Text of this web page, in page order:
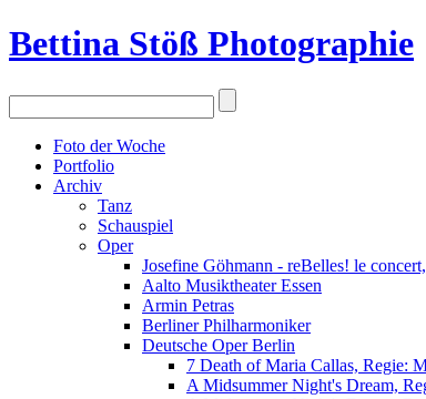
Bettina Stöß Photographie
Foto der Woche
Portfolio
Archiv
Tanz
Schauspiel
Oper
Josefine Göhmann - reBelles! le
Aalto Musiktheater Essen
Armin Petras
Berliner Philharmoniker
Deutsche Oper Berlin
7 Death of Maria Callas, Regie:
A Midsummer Night's Dream,